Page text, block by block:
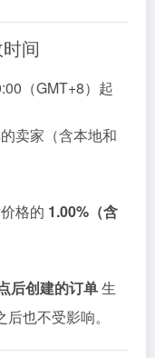
时间
00（GMT+8） 起
的卖家（含本地和
价格的 1.00%（含
后创建的订单生
后也不受影响。